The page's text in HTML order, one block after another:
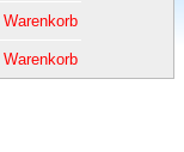
Warenkorb
Warenkorb